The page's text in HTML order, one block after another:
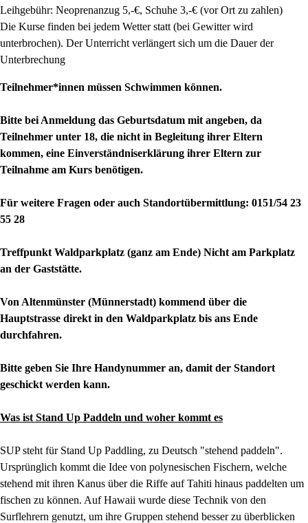
Leihgebühr: Neoprenanzug 5,-€, Schuhe 3,-€ (vor Ort zu zahlen)
Die Kurse finden bei jedem Wetter statt (bei Gewitter wird
unterbrochen). Der Unterricht verlängert sich um die Dauer der
Unterbrechung
Teilnehmer*innen müssen Schwimmen können.
Bitte bei Anmeldung das Geburtsdatum mit angeben, da
Teilnehmer unter 18, die nicht in Begleitung ihrer Eltern
kommen, eine Einverständniserklärung ihrer Eltern zur
Teilnahme am Kurs benötigen.
Für weitere Fragen oder auch Standortübermittlung: 0151/54 23
55 28
Treffpunkt Waldparkplatz (ganz am Ende) Nicht am Parkplatz
an der Gaststätte.
Von Altenmünster (Münnerstadt) kommend über die
Hauptstrasse direkt in den Waldparkplatz bis ans Ende
durchfahren.
Bitte geben Sie Ihre Handynummer an, damit der Standort
geschickt werden kann.
Was ist Stand Up Paddeln und woher kommt es
SUP steht für Stand Up Paddling, zu Deutsch "stehend paddeln".
Ursprünglich kommt die Idee von polynesischen Fischern, welche
stehend mit ihren Kanus über die Riffe auf Tahiti hinaus paddelten um
fischen zu können. Auf Hawaii wurde diese Technik von den
Surflehrern genutzt, um ihre Gruppen stehend besser zu überblicken